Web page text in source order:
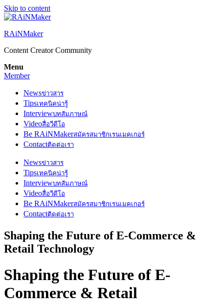
Skip to content
RAiNMaker
Content Creator Community
Menu
Member
Newsข่าวสาร
Tipsเทคนิคน่ารู้
Interviewบทสัมภาษณ์
Videoสื่อวีดีโอ
Be RAiNMakerสมัครสมาชิกเรนเมคเกอร์
Contactติดต่อเรา
Newsข่าวสาร
Tipsเทคนิคน่ารู้
Interviewบทสัมภาษณ์
Videoสื่อวีดีโอ
Be RAiNMakerสมัครสมาชิกเรนเมคเกอร์
Contactติดต่อเรา
Shaping the Future of E-Commerce &
Retail Technology
Shaping the Future of E-
Commerce & Retail